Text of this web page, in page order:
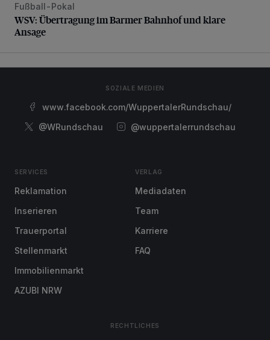
WSV: Übertragung im Barmer Bahnhof und klare Ansage
Fußball-Pokal
WSV: Übertragung im Barmer Bahnhof und klare
Ansage
SOZIALE MEDIEN
www.facebook.com/WuppertalerRundschau/
@WRundschau
@wuppertalerrundschau
SERVICES
Reklamation
Inserieren
Trauerportal
Stellenmarkt
Immobilienmarkt
AZUBI NRW
VERLAG
Mediadaten
Team
Karriere
FAQ
RECHTLICHES